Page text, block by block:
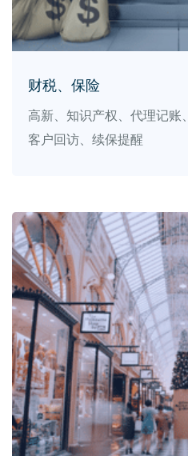
财税、保险
高新、知识产权、代理记账
客户回访、续保提醒